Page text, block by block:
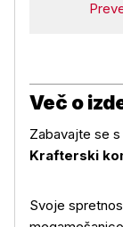
Več o
Zabavajte se
Krafterski
Svoje